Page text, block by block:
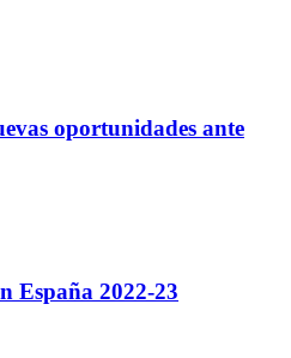
oportunidades ante
España 2022-23